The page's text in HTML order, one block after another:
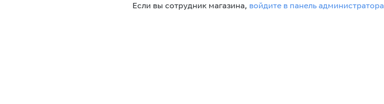
Если вы сотрудник магазина, войдите в панель администратора